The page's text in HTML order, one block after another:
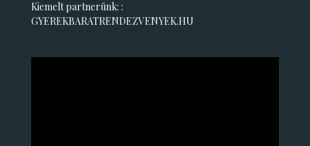
Kiemelt partnerünk: :
GYEREKBARATRENDEZVENYEK.HU